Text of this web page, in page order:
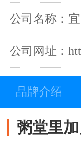
公司名称：
公司网址：
品牌介绍
粥堂里